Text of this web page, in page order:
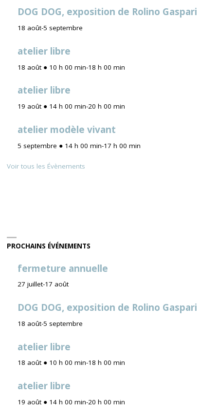
DOG DOG, exposition de Rolino Gaspari
18 août-5 septembre
atelier libre
18 août ● 10 h 00 min-18 h 00 min
atelier libre
19 août ● 14 h 00 min-20 h 00 min
atelier modèle vivant
5 septembre ● 14 h 00 min-17 h 00 min
Voir tous les Évènements
PROCHAINS ÉVÉNEMENTS
fermeture annuelle
27 juillet-17 août
DOG DOG, exposition de Rolino Gaspari
18 août-5 septembre
atelier libre
18 août ● 10 h 00 min-18 h 00 min
atelier libre
19 août ● 14 h 00 min-20 h 00 min